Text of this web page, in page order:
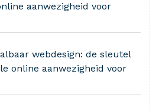
aanwezigheid voor
webdesign: de sleutel
online aanwezigheid voor